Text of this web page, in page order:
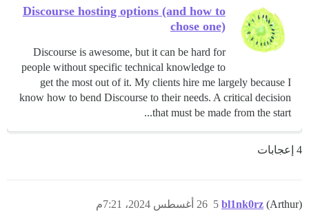
Discourse hosting options (and how to
chose one)
Discourse is awesome, but it can be hard for
people without specific technical knowledge to
get the most out of it. My clients hire me largely because I
know how to bend Discourse to their needs. A critical decision
that must be made from the start...
4 إعجابات
bl1nk0rz (Arthur) 26 أغسطس 2024، 7:21م 5